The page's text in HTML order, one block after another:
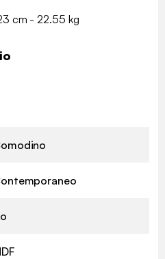
cm - 22.55 kg